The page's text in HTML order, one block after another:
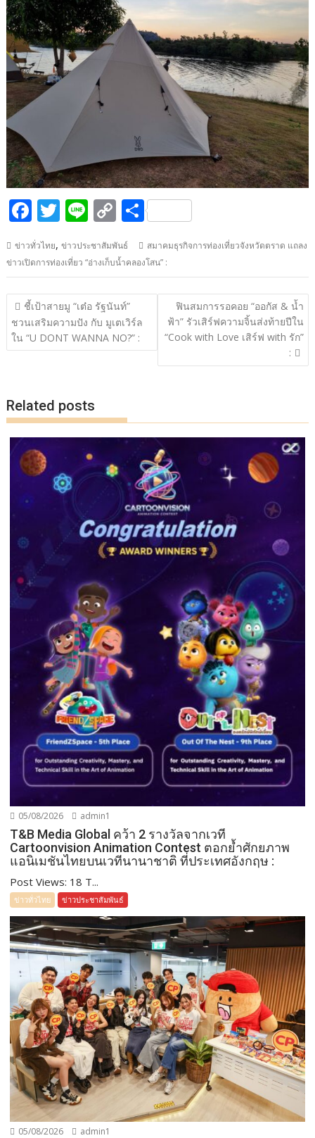
F
ac
e
b
o
o
k
T
itt
er
Li
e
C
o
p
y
Li
n
k
S
ar
e
ข่าวทั่วไทย,ข่าวประชาสัมพันธ์
สมาคมธุรกิจการท่องเที่ยวจังหวัดตราด แถลง
ข่าวเปิดการท่องเที่ยว “อ่างเก็บน้ำคลองโสน” :
แนะแนว
เรื่อง
ชี้เป้าสายมู “เต๋อ รัฐนันท์”
ชวนเสริมความปัง กับ มูเตเวิร์ล
ใน “U DONT WANNA NO?” :
ฟินสมการรอคอย “ออกัส & น้ำ
ฟ้า” รัวเสิร์ฟความจิ้นส่งท้ายปีใน
“Cook with Love เสิร์ฟ with รัก”
:
Related posts
05/08/2026 admin1
T&B Media Global คว้า 2 รางวัลจากเวที
Cartoonvision Animation Contest ตอกย้ำศักยภาพ
แอนิเมชันไทยบนเวทีนานาชาติ ที่ประเทศอังกฤษ :
Post Views: 18 T...
ข่าวทั่วไทย ข่าวประชาสัมพันธ์
05/08/2026 admin1